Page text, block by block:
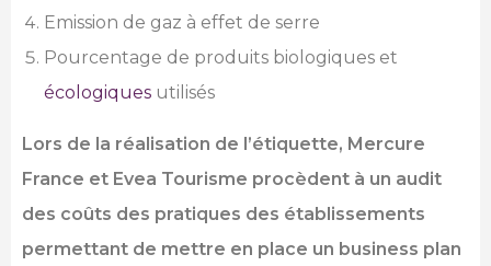
Emission de gaz à effet de serre
Pourcentage de produits biologiques et
écologiques utilisés
Lors de la réalisation de l’étiquette, Mercure
France et Evea Tourisme procèdent à un audit
des coûts des pratiques des établissements
permettant de mettre en place un business plan